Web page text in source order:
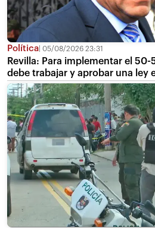
Política 05/08/2026 23:31
Revilla: Para implementar el 50-
debe trabajar y aprobar una ley